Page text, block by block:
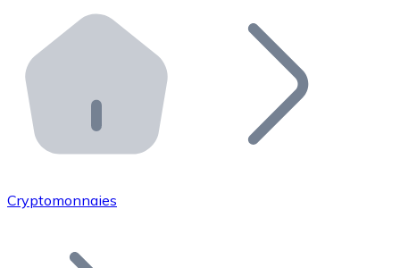
Distributeurs automatiques Bitnovo
Intégrez un ATM Bitnovo dans votre entreprise et
API Bitnovo
Intégrez notre API dans votre écosystème.
Rejoignez notre réseau de distributeurs et
Ajoutez le token de votre projet à notre service
Cryptomonnaies